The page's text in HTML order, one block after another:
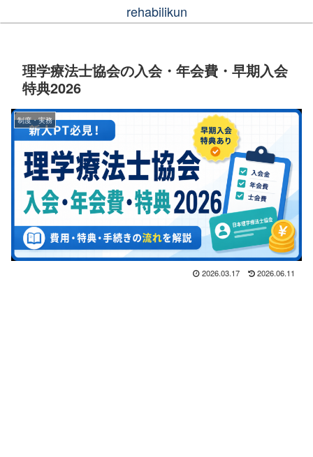
rehabilikun
理学療法士協会の入会・年会費・早期入会
特典2026
制度・実務
2026.03.17 2026.06.11